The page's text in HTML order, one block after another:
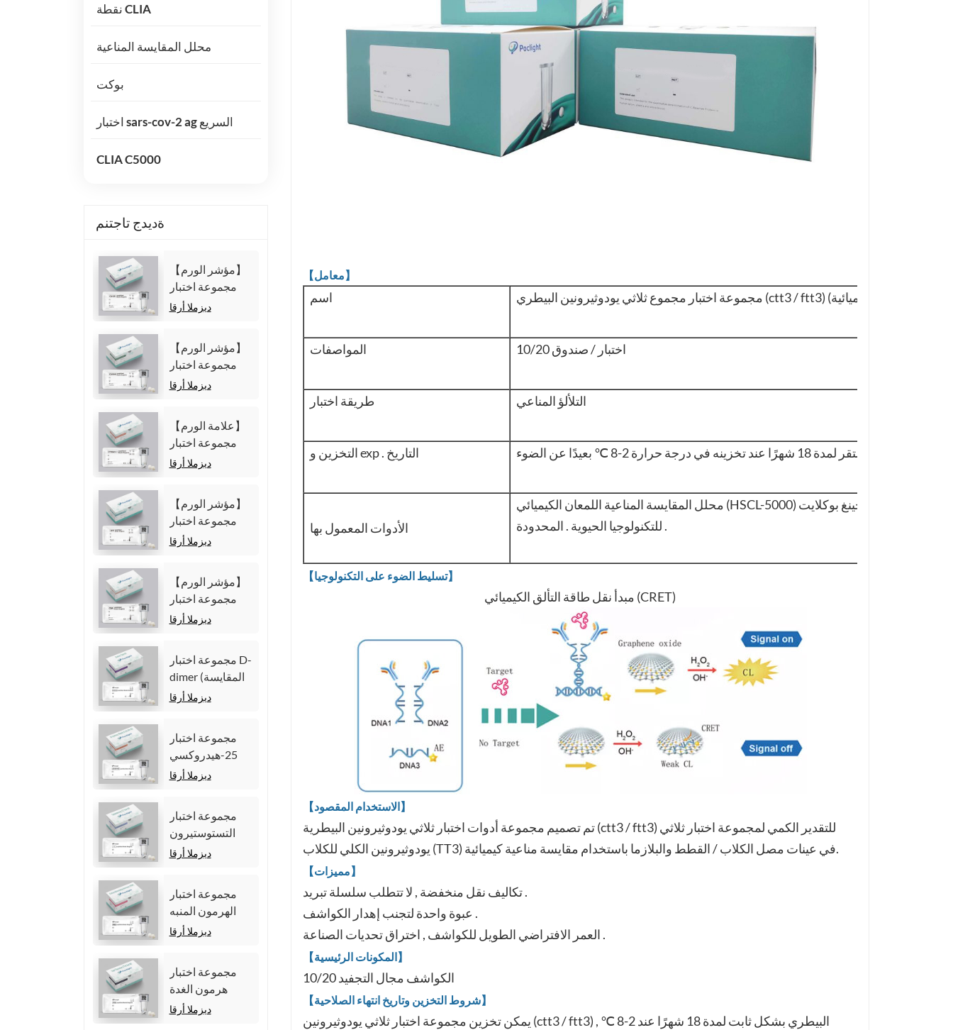
نقطة CLIA
محلل المقايسة المناعية
بوكت
اختبار sars-cov-2 ag السريع
CLIA C5000
ةديدج تاجتنم
【مؤشر الورم】
مجموعة اختبار
مستضد
الكيميائية الضوئية
ديزملا أرقا
【مؤشر الورم】
مجموعة اختبار
مستضد
الكيميائية الضوئية
ديزملا أرقا
【علامة الورم】
مجموعة اختبار
Cytokeratin19
الكيميائية الضوئية
ديزملا أرقا
【مؤشر الورم】
مجموعة اختبار
ألفا فيتوبروتين
الضوئية
المتجانسة)
ديزملا أرقا
【مؤشر الورم】
مجموعة اختبار
مستضد السرطان
الكيميائية الضوئية
المتجانسة)
ديزملا أرقا
مجموعة اختبار D-
dimer (المقايسة
المناعية للتألق
ديزملا أرقا
مجموعة اختبار
25-هيدروكسي
فيتامين د (مقايسة
ديزملا أرقا
مجموعة اختبار
التستوستيرون
(المقايسة المناعية
ديزملا أرقا
مجموعة اختبار
الهرمون المنبه
للجريب (FSH).ديزملا أرقا
مجموعة اختبار
هرمون الغدة
الدرقية الكلي
ديزملا أرقا
【معامل】
اسم
المواصفات 10/20 اختبار / صندوق
طريقة اختبار التلألؤ المناعي
التخزين و exp . التاريخ مستقر لمدة 18 شهرًا عند تخزينه في درجة حرارة 2-8 ℃ بعيدًا عن الضوء
الأدوات المعمول بها
محلل المقايسة المناعية اللمعان الكيميائي (HSCL-5000) الذي تنتجه شركة نانجينغ بوكلايت
للتكنولوجيا الحيوية . المحدودة .
【تسليط الضوء على التكنولوجيا】
مبدأ نقل طاقة التألق الكيميائي (CRET)
【الاستخدام المقصود】
تم تصميم مجموعة أدوات اختبار ثلاثي يودوثيرونين البيطرية (ctt3 / ftt3) للتقدير الكمي لمجموعة اختبار ثلاثي
يودوثيرونين الكلي للكلاب (TT3) في عينات مصل الكلاب / القطط والبلازما باستخدام مقايسة مناعية كيميائية.
【مميزات】
تكاليف نقل منخفضة , لا تتطلب سلسلة تبريد .
عبوة واحدة لتجنب إهدار الكواشف .
العمر الافتراضي الطويل للكواشف , اختراق تحديات الصناعة .
【المكونات الرئيسية】
10/20 الكواشف مجال التجفيد
【شروط التخزين وتاريخ انتهاء الصلاحية】
يمكن تخزين مجموعة اختبار ثلاثي يودوثيرونين (ctt3 / ftt3) البيطري بشكل ثابت لمدة 18 شهرًا عند 2-8 ℃ ,